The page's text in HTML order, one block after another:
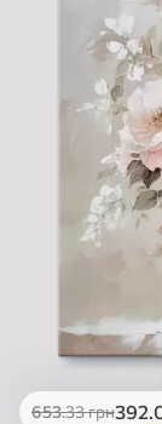
653.33грн392